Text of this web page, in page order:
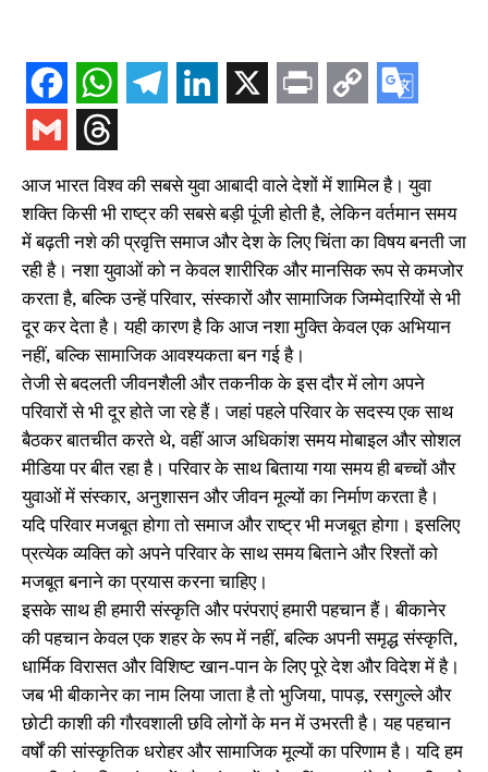
आज भारत विश्व की सबसे युवा आबादी वाले देशों में शामिल है। युवा
शक्ति किसी भी राष्ट्र की सबसे बड़ी पूंजी होती है, लेकिन वर्तमान समय
में बढ़ती नशे की प्रवृत्ति समाज और देश के लिए चिंता का विषय बनती जा
रही है। नशा युवाओं को न केवल शारीरिक और मानसिक रूप से कमजोर
करता है, बल्कि उन्हें परिवार, संस्कारों और सामाजिक जिम्मेदारियों से भी
दूर कर देता है। यही कारण है कि आज नशा मुक्ति केवल एक अभियान
नहीं, बल्कि सामाजिक आवश्यकता बन गई है।
तेजी से बदलती जीवनशैली और तकनीक के इस दौर में लोग अपने
परिवारों से भी दूर होते जा रहे हैं। जहां पहले परिवार के सदस्य एक साथ
बैठकर बातचीत करते थे, वहीं आज अधिकांश समय मोबाइल और सोशल
मीडिया पर बीत रहा है। परिवार के साथ बिताया गया समय ही बच्चों और
युवाओं में संस्कार, अनुशासन और जीवन मूल्यों का निर्माण करता है।
यदि परिवार मजबूत होगा तो समाज और राष्ट्र भी मजबूत होगा। इसलिए
प्रत्येक व्यक्ति को अपने परिवार के साथ समय बिताने और रिश्तों को
मजबूत बनाने का प्रयास करना चाहिए।
इसके साथ ही हमारी संस्कृति और परंपराएं हमारी पहचान हैं। बीकानेर
की पहचान केवल एक शहर के रूप में नहीं, बल्कि अपनी समृद्ध संस्कृति,
धार्मिक विरासत और विशिष्ट खान-पान के लिए पूरे देश और विदेश में है।
जब भी बीकानेर का नाम लिया जाता है तो भुजिया, पापड़, रसगुल्ले और
छोटी काशी की गौरवशाली छवि लोगों के मन में उभरती है। यह पहचान
वर्षों की सांस्कृतिक धरोहर और सामाजिक मूल्यों का परिणाम है। यदि हम